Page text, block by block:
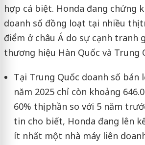
hợp cá biệt. Honda đang chứng
doanh số đồng loạt tại nhiều thị
điểm ở châu Á do sự cạnh tranh
thương hiệu Hàn Quốc và Trung
Tại Trung Quốc doanh số bán
năm 2025 chỉ còn khoảng
60% thị phần so với 5 năm
tin cho biết, Honda đang lên
ít nhất một nhà máy liên